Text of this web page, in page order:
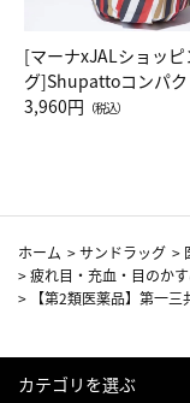
[マーナxJALショッピ
グ]Shupattoコンパ
Drop JAL客室乗務員
3,960円 （税込）
ホーム >サンドラッグ >
>疲れ目・充血・目のか
>
【第2類医薬品】第一
カテゴリを選ぶ